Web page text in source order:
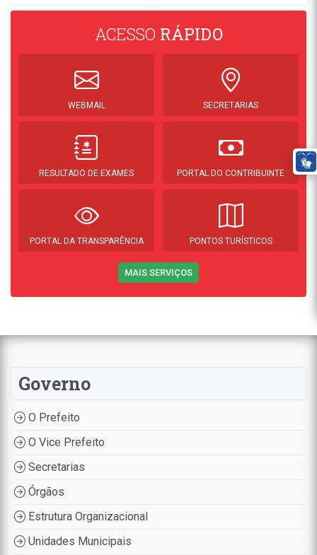
ACESSO RÁPIDO
WEBMAIL SECRETARIAS
RESULTADO DE EXAMES PORTAL DO CONTRIBUINTE
PORTAL DA TRANSPARÊNCIA PONTOS TURÍSTICOS
MAIS SERVIÇOS
Governo
O Prefeito
O Vice Prefeito
Secretarias
Órgãos
Estrutura Organizacional
Unidades Municipais